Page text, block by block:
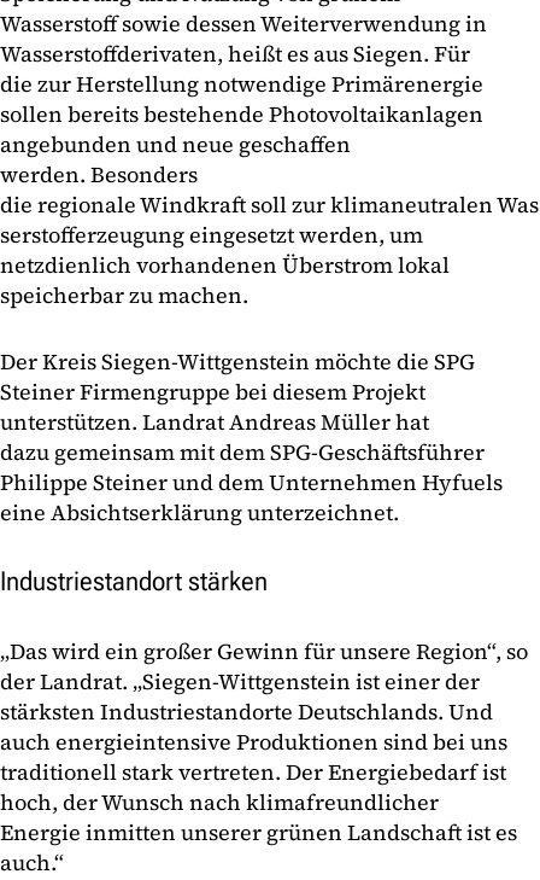
Wasserstoff sowie dessen Weiterverwendung in
Wasserstoffderivaten, heißt es aus Siegen. Für
die zur Herstellung notwendige Primärenergie
sollen bereits bestehende Photovoltaikanlagen
angebunden und neue geschaffen
werden. Besonders
die regionale Windkraft soll zur klimaneutralen Was
serstofferzeugung eingesetzt werden, um
netzdienlich vorhandenen Überstrom lokal
speicherbar zu machen.
Der Kreis Siegen-Wittgenstein möchte die SPG
Steiner Firmengruppe bei diesem Projekt
unterstützen. Landrat Andreas Müller hat
dazu gemeinsam mit dem SPG-Geschäftsführer
Philippe Steiner und dem Unternehmen Hyfuels
eine Absichtserklärung unterzeichnet.
Industriestandort stärken
„Das wird ein großer Gewinn für unsere Region“, so
der Landrat. „Siegen-Wittgenstein ist einer der
stärksten Industriestandorte Deutschlands. Und
auch energieintensive Produktionen sind bei uns
traditionell stark vertreten. Der Energiebedarf ist
hoch, der Wunsch nach klimafreundlicher
Energie inmitten unserer grünen Landschaft ist es
auch.“